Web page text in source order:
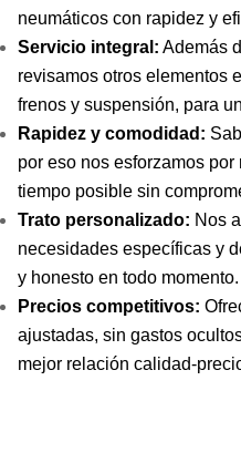
neumáticos con rapidez y
Servicio integral: Además
revisamos otros elementos
frenos y suspensión, para
Rapidez y comodidad:
por eso nos esforzamos
tiempo posible sin
Trato personalizado: Nos
necesidades específicas y
y honesto en todo momento.
Precios competitivos:
ajustadas, sin gastos
mejor relación calidad-